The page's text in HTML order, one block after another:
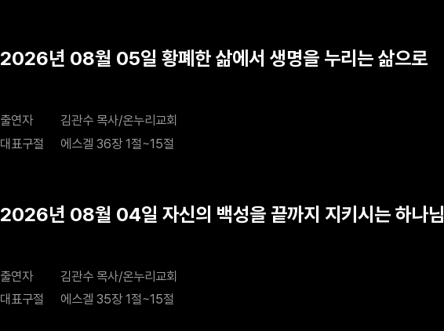
2026년 08월 05일 황폐한 삶에서 생명을 누리는 삶으로
출연자
김관수 목사/온누리교회
대표구절
에스겔 36장 1절~15절
2026년 08월 04일 자신의 백성을 끝까지 지키시는 하나님
출연자
김관수 목사/온누리교회
대표구절
에스겔 35장 1절~15절